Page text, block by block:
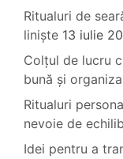
Ritualuri de
liniște 13 iulie
Colțul de lucru
bună și
Ritualuri
nevoie de
Idei pentru a